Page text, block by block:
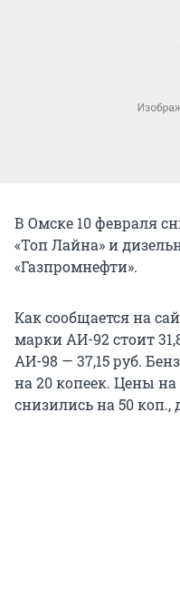
В Омске 10 февраля
«Топ Лайна» и
«Газпромнефти».
Как сообщается на
марки АИ-92 стоит
АИ-98 — 37,15 руб.
на 20 копеек. Цены
снизились на 50 коп.,